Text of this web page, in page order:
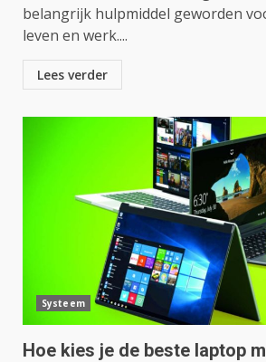
belangrijk hulpmiddel geworden
leven en werk....
Lees verder
Systeem
Hoe kies je de beste laptop